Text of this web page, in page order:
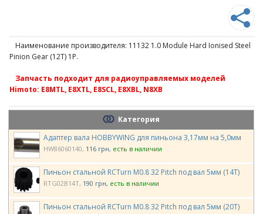
Наименование производителя: 11132 1.0 Module Hard Ionised Steel
Pinion Gear (12T) 1P.
Запчасть подходит для радиоуправляемых моделей
Himoto: E8MTL, E8XTL, E8SCL, E8XBL, N8XB
Категория
Адаптер вала HOBBYWING для пиньона 3,17мм на 5,0мм
HW86060140 116 грн есть в наличии
Пиньон стальной RCTurn M0.8 32 Pitch под вал 5мм (14T)
RTG02B14T 190 грн есть в наличии
Пиньон стальной RCTurn M0.8 32 Pitch под вал 5мм (20T)